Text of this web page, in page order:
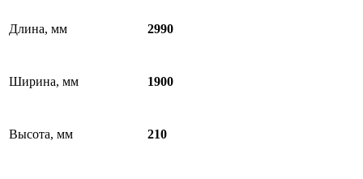
Длина, мм 2990
Ширина, мм 1900
Высота, мм 210